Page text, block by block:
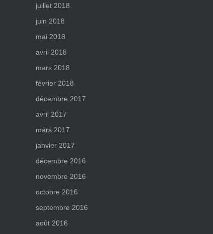
juillet 2018
juin 2018
mai 2018
avril 2018
mars 2018
février 2018
décembre 2017
avril 2017
mars 2017
janvier 2017
décembre 2016
novembre 2016
octobre 2016
septembre 2016
août 2016